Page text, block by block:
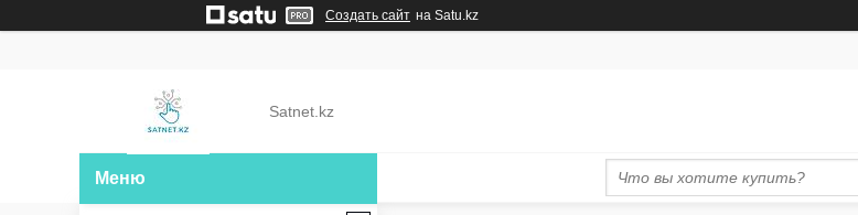
Создать сайт на Satu.kz
Satnet.kz